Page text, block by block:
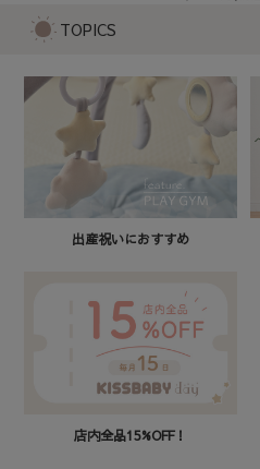
TOPICS
出産祝いにおすすめ
店内全品15%OFF！